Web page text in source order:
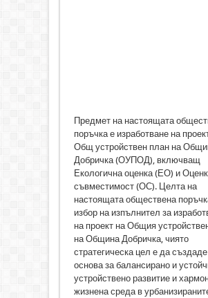
Предмет на настоящата
поръчка е изработване на
Общ устройствен план на
Добричка (ОУПОД), включващ
Екологична оценка (ЕО) и
съвместимост (ОС). Целта на
настоящата обществена
избор на изпълнител за
на проект на Общия
на Община Добричка, чиято
стратегическа цел е да създаде
основа за балансирано и
устройствено развитие и
жизнена среда в